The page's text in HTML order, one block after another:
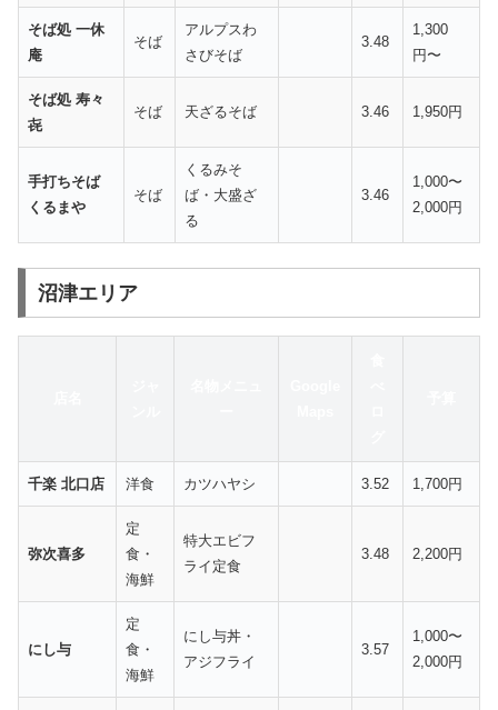
そば処 一休
庵
そば
アルプスわ
さびそば
3.48
1,300
円〜
そば処 寿々
㐂
そば 天ざるそば 3.46 1,950円
手打ちそば
くるまや
そば
くるみそ
ば・大盛ざ
る
3.46
1,000〜
2,000円
沼津エリア
千楽 北口店 洋食 カツハヤシ 3.52 1,700円
弥次喜多
定
食・
海鮮
特大エビフ
ライ定食
3.48 2,200円
にし与
定
食・
海鮮
にし与丼・
アジフライ
3.57
1,000〜
2,000円